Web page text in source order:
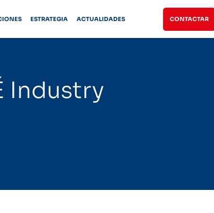
ESTRATEGIA ACTUALIDADES CONTACTAR
Industry